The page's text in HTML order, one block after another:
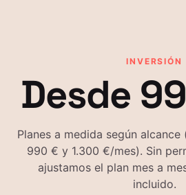
INVERSIÓN
Desde
Planes a medida según
990 € y 1.300 €/mes). Sin
ajustamos el plan mes a
incluido.